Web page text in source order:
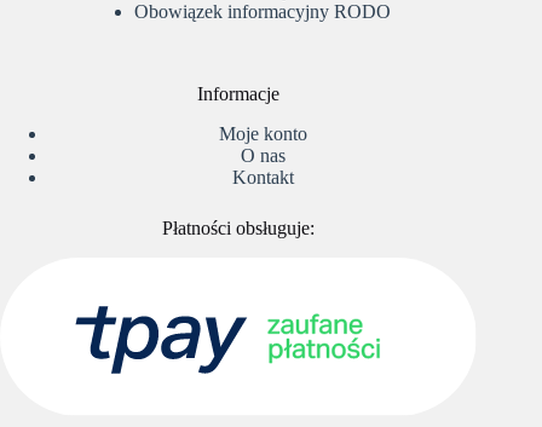
Obowiązek informacyjny RODO
Informacje
Moje konto
O nas
Kontakt
Płatności obsługuje: